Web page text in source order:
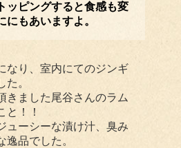
ッピングすると食感も変
にもあいますよ。
なり、室内にてのジンギ
た。
きました尾谷さんのラム
と！！
ューシーな漬け汁、臭み
逸品でした。